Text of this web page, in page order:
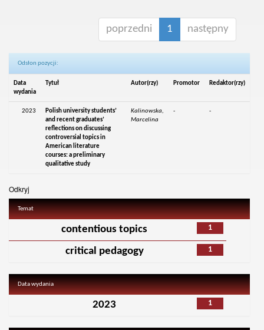
poprzedni 1 następny
Odsłon pozycji:
Data
wydania
Tytuł Autor(rzy) Promotor Redaktor(rzy)
2023
Polish university students’
and recent graduates’
reflections on discussing
controversial topics in
American literature
courses: a preliminary
qualitative study
Kalinowska,
Marcelina
- -
Odkryj
Temat
1
contentious topics
1
critical pedagogy
Data wydania
1
2023